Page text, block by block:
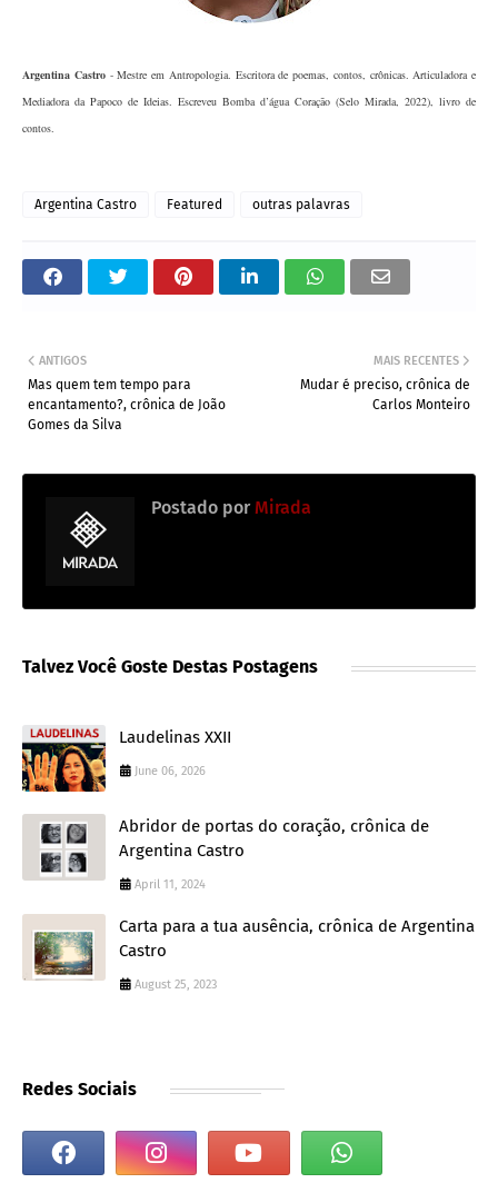
Argentina Castro - Mestre em Antropologia. Escritora de poemas, contos, crônicas. Articuladora e
Mediadora da Papoco de Ideias. Escreveu Bomba d’água Coração (Selo Mirada, 2022), livro de
contos.
Argentina Castro Featured outras palavras
MAIS RECENTES
Mudar é preciso, crônica de
Carlos Monteiro
ANTIGOS
Mas quem tem tempo para
encantamento?, crônica de João
Gomes da Silva
Postado por Mirada
Talvez Você Goste Destas Postagens
Laudelinas XXII
June 06, 2026
Abridor de portas do coração, crônica de
Argentina Castro
April 11, 2024
Carta para a tua ausência, crônica de Argentina
Castro
August 25, 2023
Redes Sociais